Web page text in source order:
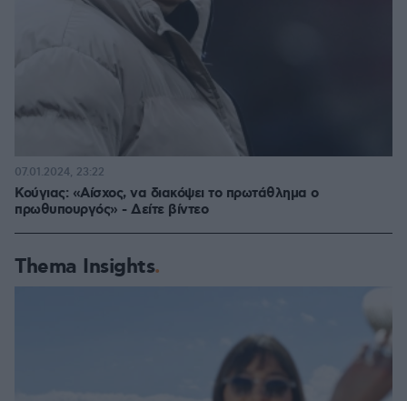
Κούγιας: «Αίσχος, να διακόψει το πρωτάθλημα ο
πρωθυπουργός» - Δείτε βίντεο
07.01.2024, 23:22
Thema Insights